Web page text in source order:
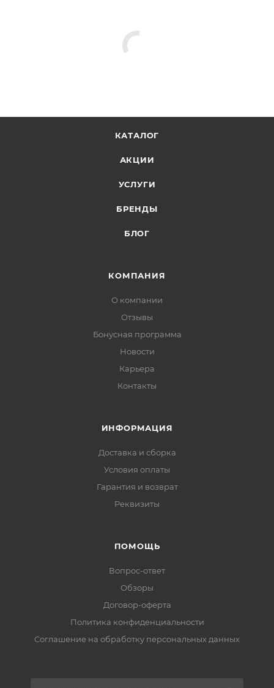
КАТАЛОГ
АКЦИИ
УСЛУГИ
БРЕНДЫ
БЛОГ
КОМПАНИЯ
О компании
Отзывы
Бонусная программа
Новости
Карьера
Контакты
ИНФОРМАЦИЯ
Доставка и сборка
Условия оплаты
Гарантия и возврат
Реквизиты
ПОМОЩЬ
Вопрос-ответ
Обзоры
Договор-оферта
Политика конфиденциальности
Соглашение на обработку персональных данных